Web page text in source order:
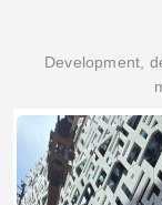
Development,